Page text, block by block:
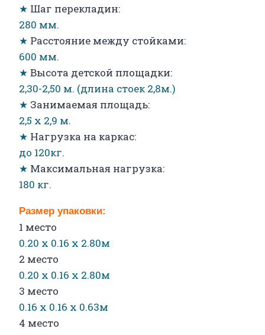
★ Шаг перекладин:
280 мм.
★ Расстояние между стойками:
600 мм.
★ Высота детской площадки:
2,30-2,50 м. (длина стоек 2,8м.)
★ Занимаемая площадь:
2,5 х 2,9 м.
★ Нагрузка на каркас:
до 120кг.
★ Максимальная нагрузка:
180 кг.
Размер упаковки:
1 место
0.20 х 0.16 х 2.80м
2 место
0.20 х 0.16 х 2.80м
3 место
0.16 х 0.16 х 0.63м
4 место